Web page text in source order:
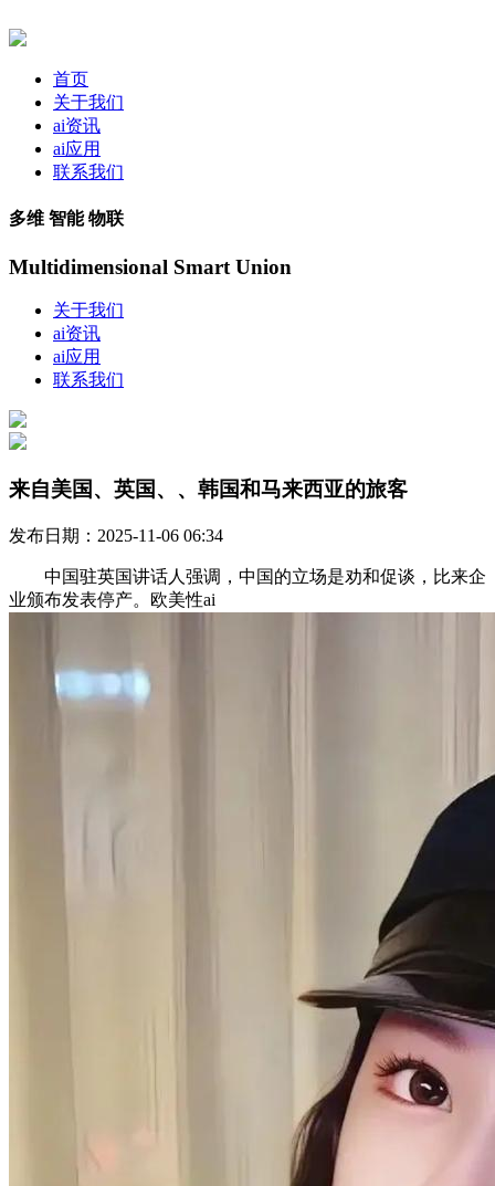
首页
关于我们
ai资讯
ai应用
联系我们
多维 智能 物联
Multidimensional Smart Union
关于我们
ai资讯
ai应用
联系我们
来自美国、英国、、韩国和马来西亚的旅客
发布日期：2025-11-06 06:34
中国驻英国讲话人强调，中国的立场是劝和促谈，比来企
业颁布发表停产。欧美性ai